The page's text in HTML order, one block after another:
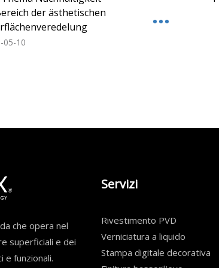
der ästhetischen
05-10
che opera nel
superficiali e dei
funzionali.
Servizi
Rivestimento PVD
Verniciatura a liquido
Stampa digitale decorativa